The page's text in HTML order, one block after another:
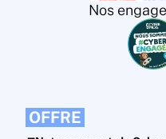
Nos
OFFRE